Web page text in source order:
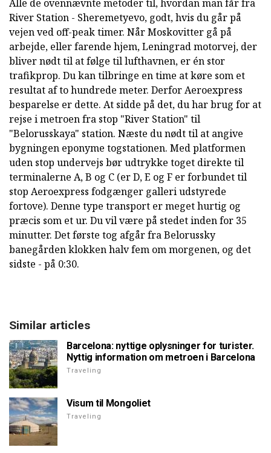
Alle de ovennævnte metoder til, hvordan man får fra
River Station - Sheremetyevo, godt, hvis du går på
vejen ved off-peak timer. Når Moskovitter gå på
arbejde, eller farende hjem, Leningrad motorvej, der
bliver nødt til at følge til lufthavnen, er én stor
trafikprop. Du kan tilbringe en time at køre som et
resultat af to hundrede meter. Derfor Aeroexpress
besparelse er dette. At sidde på det, du har brug for at
rejse i metroen fra stop "River Station" til
"Belorusskaya" station. Næste du nødt til at angive
bygningen eponyme togstationen. Med platformen
uden stop undervejs bør udtrykke toget direkte til
terminalerne A, B og C (er D, E og F er forbundet til
stop Aeroexpress fodgænger galleri udstyrede
fortove). Denne type transport er meget hurtig og
præcis som et ur. Du vil være på stedet inden for 35
minutter. Det første tog afgår fra Belorussky
banegården klokken halv fem om morgenen, og det
sidste - på 0:30.
Similar articles
Barcelona: nyttige oplysninger for turister.
Nyttig information om metroen i Barcelona
Traveling
Visum til Mongoliet
Traveling